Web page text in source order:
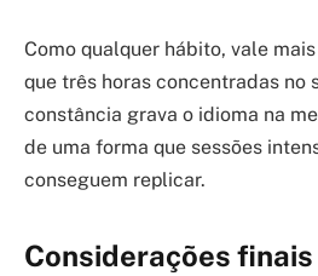
Como qualquer hábito, vale
que três horas concentradas no
constância grava o idioma na
de uma forma que sessões
conseguem replicar.
Considerações